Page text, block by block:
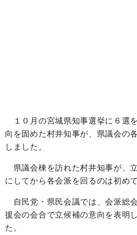
１０月の宮城県知事選挙に６選
向を固めた村井知事が、県議会の
しました。
県議会棟を訪れた村井知事が、
にしてから各会派を回るのは初めて
自民党・県民会議では、会派総
援会の会合で立候補の意向を表明
た。